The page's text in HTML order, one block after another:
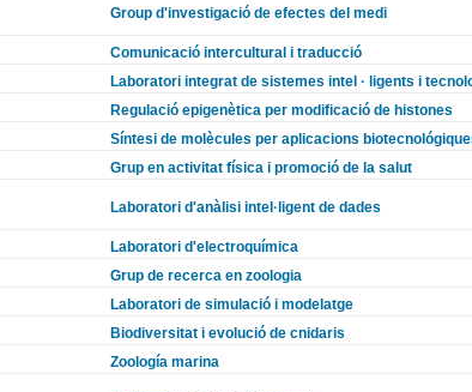
Group d'investigació de efectes del medi
Comunicació intercultural i traducció
Laboratori integrat de sistemes intel · ligents i
Regulació epigenètica per modificació de histones
Síntesi de molècules per aplicacions
Grup en activitat física i promoció de la salut
Laboratori d'anàlisi intel·ligent de dades
Laboratori d'electroquímica
Grup de recerca en zoologia
Laboratori de simulació i modelatge
Biodiversitat i evolució de cnidaris
Zoología marina